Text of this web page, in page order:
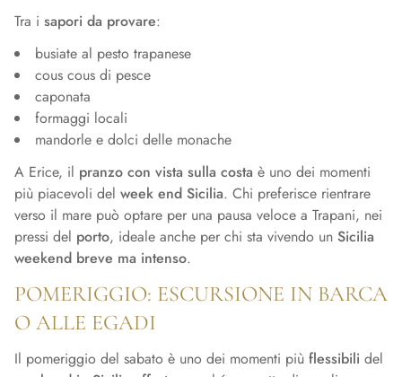
Tra i sapori da provare:
busiate al pesto trapanese
cous cous di pesce
caponata
formaggi locali
mandorle e dolci delle monache
A Erice, il pranzo con vista sulla costa è uno dei momenti
più piacevoli del week end Sicilia. Chi preferisce rientrare
verso il mare può optare per una pausa veloce a Trapani, nei
pressi del porto, ideale anche per chi sta vivendo un Sicilia
weekend breve ma intenso.
POMERIGGIO: ESCURSIONE IN BARCA
O ALLE EGADI
Il pomeriggio del sabato è uno dei momenti più flessibili del